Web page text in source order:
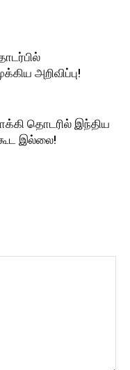
அறிவிப்பு!
தொடரில் இந்திய
இல்லை!